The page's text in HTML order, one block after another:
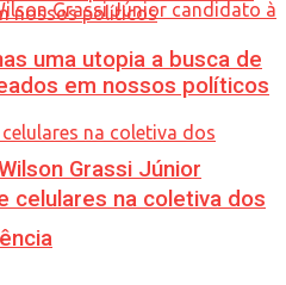
Grassi Júnior
uma utopia a busca de
em nossos políticos
celulares na coletiva dos